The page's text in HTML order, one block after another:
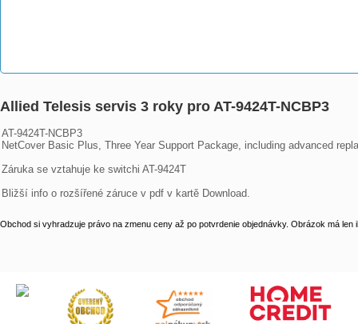
Allied Telesis servis 3 roky pro AT-9424T-NCBP3
AT-9424T-NCBP3
NetCover Basic Plus, Three Year Support Package, including advanced
Záruka se vztahuje ke switchi AT-9424T
Bližší info o rozšířené záruce v pdf v kartě Download.
Obchod si vyhradzuje právo na zmenu ceny až po potvrdenie objednávky. Obrázok má len